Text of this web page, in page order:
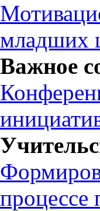
младших
Важное
процессе